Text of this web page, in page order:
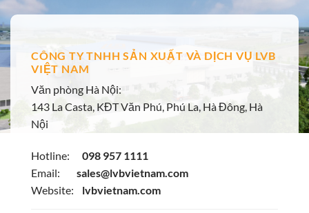
CÔNG TY TNHH SẢN XUẤT VÀ DỊCH VỤ LVB
VIỆT NAM
Văn phòng Hà Nội:
143 La Casta, KĐT Văn Phú, Phú La, Hà Đông, Hà
Nội
Hotline:
098 957 1111
Email:
sales@lvbvietnam.com
Website:
lvbvietnam.com